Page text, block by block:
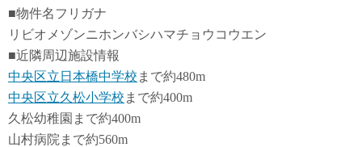
■物件名フリガナ
リビオメゾンニホンバシハマチョウコウエン
■近隣周辺施設情報
中央区立日本橋中学校 まで約480m
中央区立久松小学校 まで約400m
久松幼稚園まで約400m
山村病院まで約560m